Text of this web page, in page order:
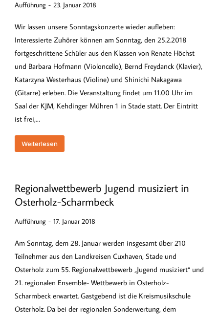
Aufführung 23. Januar 2018
Wir lassen unsere Sonntagskonzerte wieder aufleben:
Interessierte Zuhörer können am Sonntag, den 25.2.2018
fortgeschrittene Schüler aus den Klassen von Renate Höchst
und Barbara Hofmann (Violoncello), Bernd Freydanck (Klavier),
Katarzyna Westerhaus (Violine) und Shinichi Nakagawa
(Gitarre) erleben. Die Veranstaltung findet um 11.00 Uhr im
Saal der KJM, Kehdinger Mühren 1 in Stade statt. Der Eintritt
ist frei,…
Weiterlesen
Regionalwettbewerb Jugend musiziert in
Osterholz-Scharmbeck
Aufführung 17. Januar 2018
Am Sonntag, dem 28. Januar werden insgesamt über 210
Teilnehmer aus den Landkreisen Cuxhaven, Stade und
Osterholz zum 55. Regionalwettbewerb „Jugend musiziert“ und
21. regionalen Ensemble- Wettbewerb in Osterholz-
Scharmbeck erwartet. Gastgebend ist die Kreismusikschule
Osterholz. Da bei der regionalen Sonderwertung, dem